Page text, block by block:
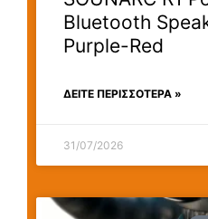
Bluetooth
Purple-Red
ΔΕΊΤΕ ΠΕΡΙΣΣΟΤΕΡΑ »
31/07/2026